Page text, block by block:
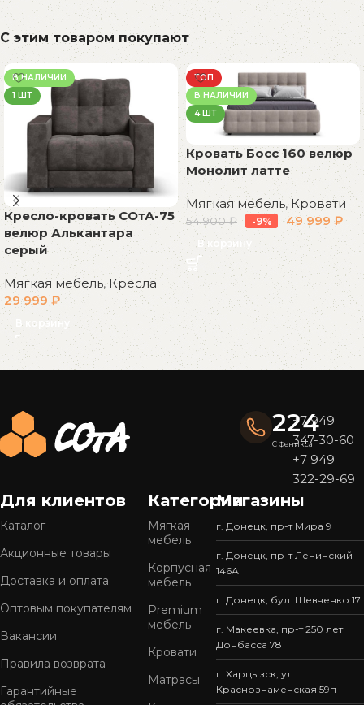
С этим товаром покупают
В НАЛИЧИИ
1 ШТ
Кресло-кровать СОтА-75
велюр Алькантара
серый
Мягкая мебель,Кресла
29 999₽
В корзину
ТОП
В НАЛИЧИИ
4 ШТ
Кровать Босс 160 велюр
Монолит латте
Мягкая мебель, Кровати
54 900₽ -9% 49 999 ₽
В корзину
Read More
224
С Феникса
+7 949
347-30-60
+7 949
322-29-69
Для клиентов
Каталог
Акционные товары
Доставка и оплата
Оптовым покупателям
Вакансии
Правила возврата
Гарантийные
Категории
Мягкая
мебель
Корпусная
мебель
Premium
мебель
Кровати
Матрасы
Магазины
г. Донецк, пр-т Мира 9
г. Донецк, пр-т Ленинский
146А
г. Донецк, бул. Шевченко 17
г. Макеевка, пр-т 250 лет
Донбасса 78
г. Харцызск, ул.
Краснознаменская 59п